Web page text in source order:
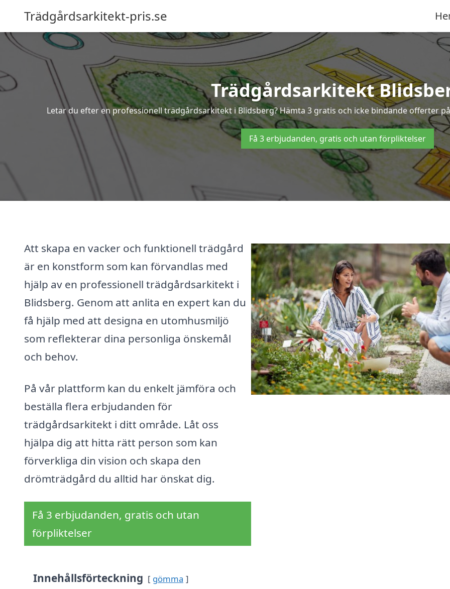
Trädgårdsarkitekt-pris.se
Trädgårdsarkitekt
Letar du efter en professionell trädgårdsarkitekt i Blidsberg? Hämta 3 gratis och icke bindande offerter
Få 3 erbjudanden, gratis och utan förpliktelser
Att skapa en vacker och funktionell trädgård
är en konstform som kan förvandlas med
hjälp av en professionell trädgårdsarkitekt i
Blidsberg. Genom att anlita en expert kan du
få hjälp med att designa en utomhusmiljö
som reflekterar dina personliga önskemål
och behov.
På vår plattform kan du enkelt jämföra och
beställa flera erbjudanden för
trädgårdsarkitekt i ditt område. Låt oss
hjälpa dig att hitta rätt person som kan
förverkliga din vision och skapa den
drömträdgård du alltid har önskat dig.
Få 3 erbjudanden, gratis och utan
förpliktelser
Innehållsförteckning gömma